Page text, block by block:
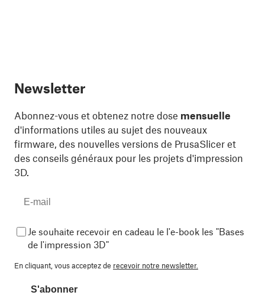
Newsletter
Abonnez-vous et obtenez notre dose mensuelle
d'informations utiles au sujet des nouveaux
firmware, des nouvelles versions de PrusaSlicer et
des conseils généraux pour les projets d'impression
3D.
Je souhaite recevoir en cadeau le l'e-book les "Bases
de l'impression 3D"
En cliquant, vous acceptez de recevoir notre newsletter.
S'abonner